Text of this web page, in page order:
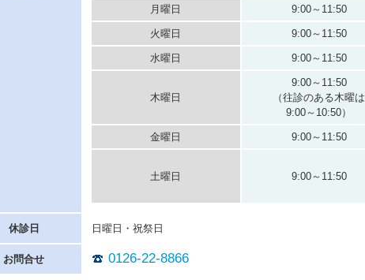
月曜日 9:00～11:50
火曜日 9:00～11:50
水曜日 9:00～11:50
木曜日
9:00～11:50
（往診のある木曜は
9:00～10:50）
金曜日 9:00～11:50
土曜日 9:00～11:50
休診日 日曜日・祝祭日
お問合せ 0126-22-8866